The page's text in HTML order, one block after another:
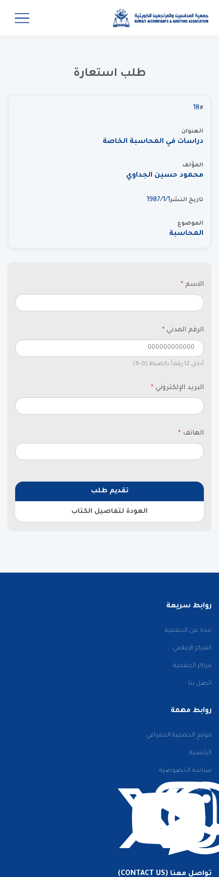
طلب استعارة
#
18
العنوان
دراسات في المحاسبة الخاصة
المؤلف
محمود حسين الجداوي
تاريخ النشر1‏‏/1‏‏/1987
الموضوع
المحاسبة
الاسم *
الرقم المدني *
أدخل 12 رقماً بالضبط (0–9)
البريد الإلكتروني *
الهاتف *
تقديم طلب
العودة لتفاصيل الكتاب
روابط سريعة
نبذة عن الجمعية
المركز الإعلامي
مراكز الجمعية
اتصل بنا
روابط مهمة
موقع الجمعية الجغرافي
الرئيسية
سياسة الخصوصية
الشروط والأحكام
تواصل معنا (CONTACT US)